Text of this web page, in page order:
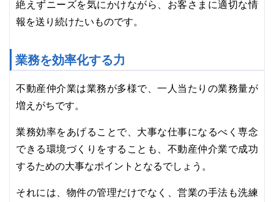
絶えずニーズを気にかけながら、お客さまに適切な情
報を送り続けたいものです。
業務を効率化する力
不動産仲介業は業務が多様で、一人当たりの業務量が
増えがちです。
業務効率をあげることで、大事な仕事になるべく専念
できる環境づくりをすることも、不動産仲介業で成功
するための大事なポイントとなるでしょう。
それには、物件の管理だけでなく、営業の手法も洗練